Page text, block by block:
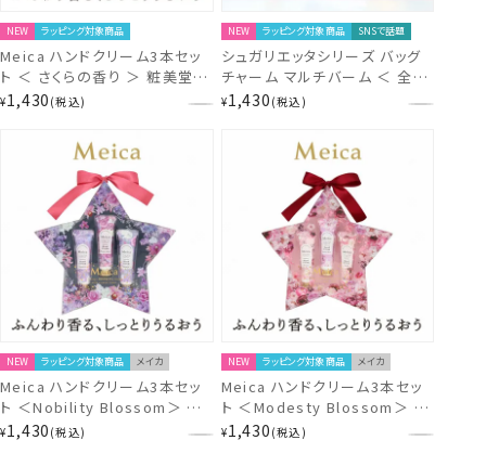
NEW ラッピング対象商品
Meica ハンドクリーム3本セッ
ト ＜ さくらの香り ＞ 粧美堂
shobido
¥1,430 税込
NEW ラッピング対象商品 SNSで話題
シュガリエッタシリーズ バッグ
チャーム マルチバーム ＜ 全12
種 ＞ 粧美堂 SHOBIDO
¥1,430 税込
NEW ラッピング対象商品 メイカ
Meica ハンドクリーム3本セッ
ト ＜Nobility Blossom＞ メ
イカ ME72577
¥1,430 税込
NEW ラッピング対象商品 メイカ
Meica ハンドクリーム3本セッ
ト ＜Modesty Blossom＞ メ
イカ ME72576
¥1,430 税込